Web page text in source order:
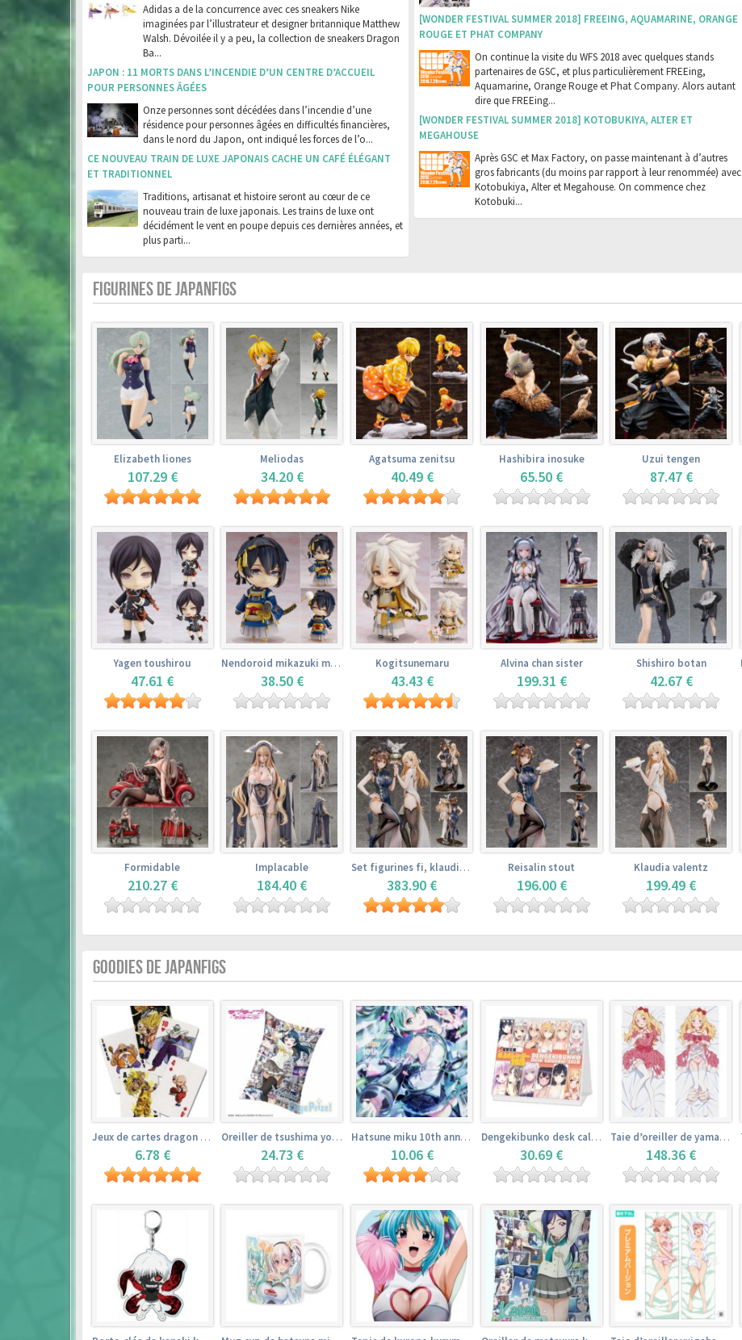
Adidas a de la concurrence avec ces sneakers Nike
imaginées par l’illustrateur et designer britannique Matthew
Walsh. Dévoilée il y a peu, la collection de sneakers Dragon
Ba...
JAPON : 11 MORTS DANS L’INCENDIE D’UN CENTRE D’ACCUEIL
POUR PERSONNES ÂGÉES
Onze personnes sont décédées dans l’incendie d’une
résidence pour personnes âgées en difficultés financières,
dans le nord du Japon, ont indiqué les forces de l’o...
CE NOUVEAU TRAIN DE LUXE JAPONAIS CACHE UN CAFÉ ÉLÉGANT
ET TRADITIONNEL
Traditions, artisanat et histoire seront au cœur de ce
nouveau train de luxe japonais. Les trains de luxe ont
décidément le vent en poupe depuis ces dernières années, et
plus parti...
[WONDER FESTIVAL SUMMER 2018] FREEING, AQUAMARINE, ORANGE
ROUGE ET PHAT COMPANY
On continue la visite du WFS 2018 avec quelques stands
partenaires de GSC, et plus particulièrement FREEing,
Aquamarine, Orange Rouge et Phat Company. Alors autant
dire que FREEing...
[WONDER FESTIVAL SUMMER 2018] KOTOBUKIYA, ALTER ET
MEGAHOUSE
Après GSC et Max Factory, on passe maintenant à d’autres
gros fabricants (du moins par rapport à leur renommée) avec
Kotobukiya, Alter et Megahouse. On commence chez
Kotobuki...
FIGURINES DE JAPANFIGS
Elizabeth liones
107.29 €
Meliodas
34.20 €
Agatsuma zenitsu
40.49 €
Hashibira inosuke
65.50 €
Uzui tengen
87.47 €
Yagen toushirou
47.61 €
Nendoroid mikazuki munechika
38.50 €
Kogitsunemaru
43.43 €
Alvina chan sister
199.31 €
Shishiro botan
42.67 €
Formidable
210.27 €
Implacable
184.40 €
Set figurines fi, klaudia valentz, reisalin stout
383.90 €
Reisalin stout
196.00 €
Klaudia valentz
199.49 €
GOODIES DE JAPANFIGS
Jeux de cartes dragon ball
6.78 €
Oreiller de tsushima yoshiko (35cm×53cm) – love live! sunshine!!
24.73 €
Hatsune miku 10th anniversary book
10.06 €
Dengekibunko desk calendar 2018
30.69 €
Taie d’oreiller de yamada elf – eromanga sensei
148.36 €